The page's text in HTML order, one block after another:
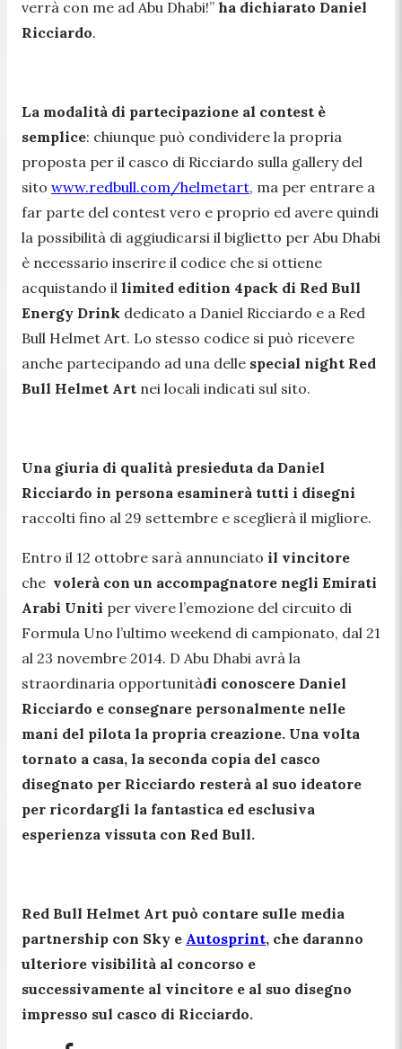
verrà con me ad Abu Dhabi!” ha dichiarato Daniel
Ricciardo.
La modalità di partecipazione al contest è
semplice: chiunque può condividere la propria
proposta per il casco di Ricciardo sulla gallery del
sito www.redbull.com/helmetart, ma per entrare a
far parte del contest vero e proprio ed avere quindi
la possibilità di aggiudicarsi il biglietto per Abu Dhabi
è necessario inserire il codice che si ottiene
acquistando il limited edition 4pack di Red Bull
Energy Drink dedicato a Daniel Ricciardo e a Red
Bull Helmet Art. Lo stesso codice si può ricevere
anche partecipando ad una delle special night Red
Bull Helmet Art nei locali indicati sul sito.
Una giuria di qualità presieduta da Daniel
Ricciardo in persona esaminerà tutti i disegni
raccolti fino al 29 settembre e sceglierà il migliore.
Entro il 12 ottobre sarà annunciato il vincitore
che volerà con un accompagnatore negli Emirati
Arabi Uniti per vivere l’emozione del circuito di
Formula Uno l’ultimo weekend di campionato, dal 21
al 23 novembre 2014. D Abu Dhabi avrà la
straordinaria opportunitàdi conoscere Daniel
Ricciardo e consegnare personalmente nelle
mani del pilota la propria creazione. Una volta
tornato a casa, la seconda copia del casco
disegnato per Ricciardo resterà al suo ideatore
per ricordargli la fantastica ed esclusiva
esperienza vissuta con Red Bull.
Red Bull Helmet Art può contare sulle media
partnership con Sky e Autosprint, che daranno
ulteriore visibilità al concorso e
successivamente al vincitore e al suo disegno
impresso sul casco di Ricciardo.